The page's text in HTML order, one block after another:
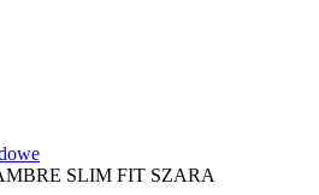
SLIM FIT SZARA